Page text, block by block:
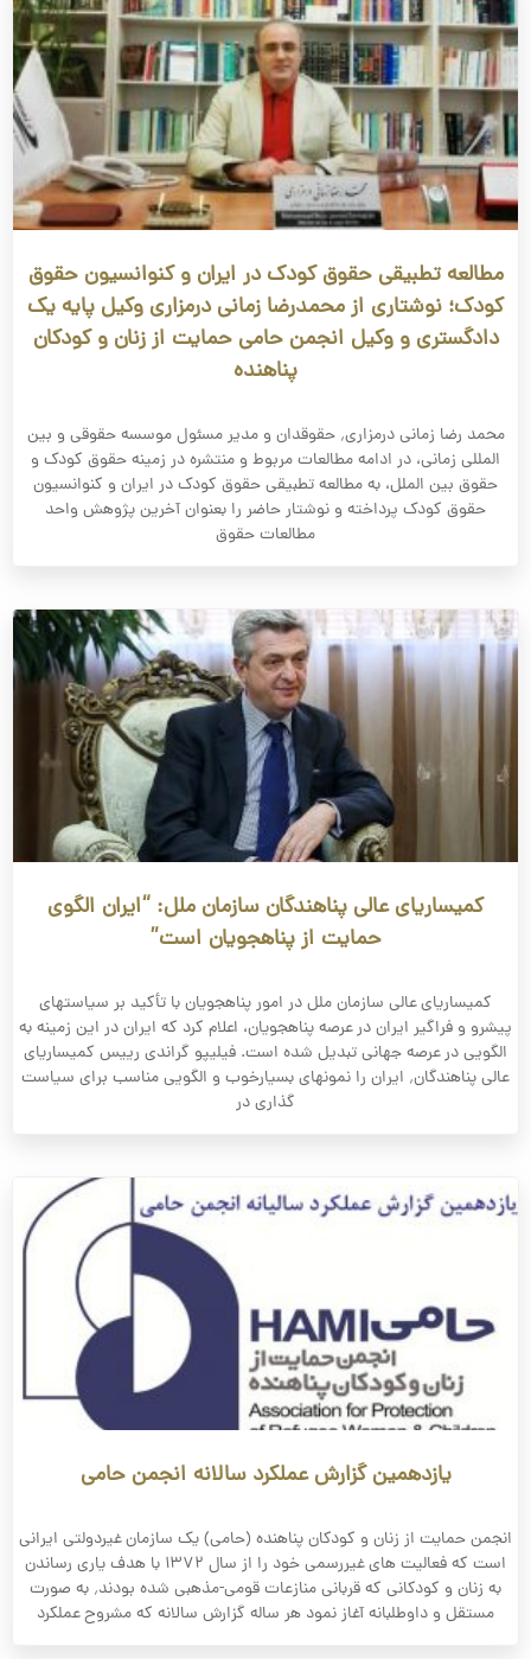
مطالعه تطبیقی حقوق کودک در ایران و کنوانسیون حقوق
کودک؛ نوشتاری از محمدرضا زمانی درمزاری وکیل پایه یک
دادگستری و وکیل انجمن حامی حمایت از زنان و کودکان
پناهنده
محمد رضا زمانی درمزاری٬ حقوقدان و مدیر مسئول موسسه حقوقی و بین
المللی زمانی، در ادامه مطالعات مربوط و منتشره در زمینه حقوق کودک و
حقوق بین الملل، به مطالعه تطبیقی حقوق کودک در ایران و کنوانسیون
حقوق کودک پرداخته و نوشتار حاضر را بعنوان آخرین پژوهش واحد
مطالعات حقوق
کمیساریای عالی پناهندگان سازمان ملل: “ایران الگوی
حمایت از پناهجویان است”
کمیساریای عالی سازمان ملل در امور پناهجویان با تأکید بر سیاستهای
پیشرو و فراگیر ایران در عرصه پناهجویان، اعلام کرد که ایران در این زمینه به
الگویی در عرصه جهانی تبدیل شده است. فیلیپو گراندی رییس کمیساریای
عالی پناهندگان٬ ایران را نمونه­ای بسیارخوب و الگویی مناسب برای سیاست
گذاری در
یازدهمین گزارش عملکرد سالانه انجمن حامی
انجمن حمایت از زنان و کودکان پناهنده (حامی) یک سازمان غیردولتی ایرانی
است که فعالیت های غیررسمی خود را از سال ۱۳۷۲ با هدف یاری رساندن
به زنان و کودکانی که قربانی منازعات قومی-مذهبی شده بودند٬ به صورت
مستقل و داوطلبانه آغاز نمود هر ساله گزارش سالانه که مشروح عملکرد